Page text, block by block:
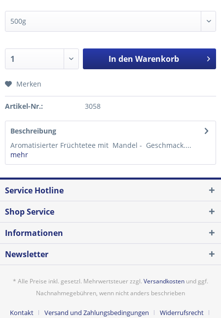
In den Warenkorb
Merken
Artikel-Nr.: 3058
Beschreibung
Aromatisierter Früchtetee mit Mandel - Geschmack....
mehr
Service Hotline
Shop Service
Informationen
Newsletter
* Alle Preise inkl. gesetzl. Mehrwertsteuer zzgl. Versandkosten und ggf.
Nachnahmegebühren, wenn nicht anders beschrieben
Kontakt Versand und Zahlungsbedingungen Widerrufsrecht